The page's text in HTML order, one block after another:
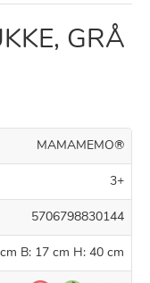
GRÅ
MAMAMEMO®
3+
5706798830144
B: 17 cm H: 40 cm